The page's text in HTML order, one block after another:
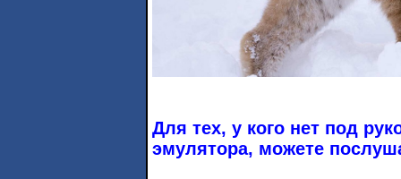
Для тех, у кого нет под
эмулятора, можете